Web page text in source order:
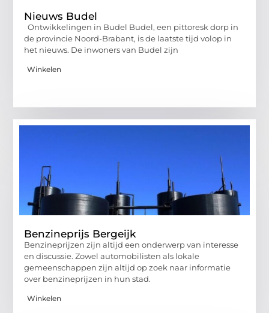
Nieuws Budel
Ontwikkelingen in Budel Budel, een pittoresk dorp in
de provincie Noord-Brabant, is de laatste tijd volop in
het nieuws. De inwoners van Budel zijn
Winkelen
Benzineprijs Bergeijk
Benzineprijzen zijn altijd een onderwerp van interesse
en discussie. Zowel automobilisten als lokale
gemeenschappen zijn altijd op zoek naar informatie
over benzineprijzen in hun stad.
Winkelen